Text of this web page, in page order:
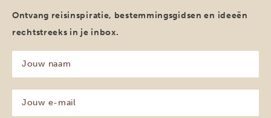
Ontvang reisinspiratie, bestemmingsgidsen en ideeën
rechtstreeks in je inbox.
naam
(Vereist)